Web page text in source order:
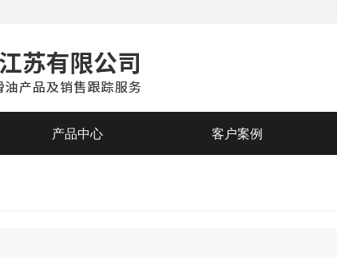
产品中心 客户案例